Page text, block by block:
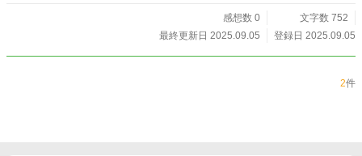
感想数 0
文字数 752
最終更新日 2025.09.05
登録日 2025.09.05
2件